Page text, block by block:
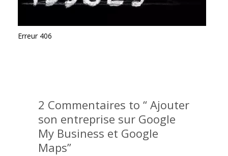
Erreur 406
2 Commentaires to “ Ajouter
son entreprise sur Google
My Business et Google
Maps”